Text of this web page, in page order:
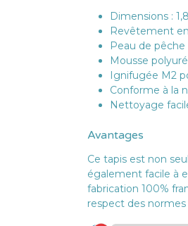
Dimensions :
Revêtement
Peau de pêche
Mousse
Ignifugée M2
Conforme à la
Nettoyage
Avantages
Ce tapis est non
également facile à
fabrication 100%
respect des